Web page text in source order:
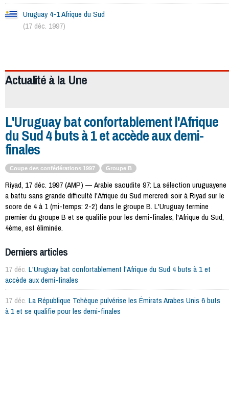
Uruguay 4-1 Afrique du Sud
(17 déc. 1997)
Actualité à la Une
L'Uruguay bat confortablement l'Afrique
du Sud 4 buts à 1 et accède aux demi-
finales
Coupe des confédérations 1997 Groupe B
Riyad, 17 déc. 1997 (AMP) — Arabie saoudite 97: La sélection uruguayene
a battu sans grande difficulté l'Afrique du Sud mercredi soir à Riyad sur le
score de 4 à 1 (mi-temps: 2-2) dans le groupe B. L'Uruguay termine
premier du groupe B et se qualifie pour les demi-finales, l'Afrique du Sud,
4ème, est éliminée.
Derniers articles
17 déc. L'Uruguay bat confortablement l'Afrique du Sud 4 buts à 1 et
accède aux demi-finales
17 déc. La République Tchèque pulvérise les Émirats Arabes Unis 6 buts
à 1 et se qualifie pour les demi-finales